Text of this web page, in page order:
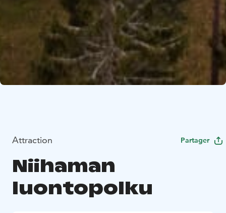
Attraction Partager
Niihaman
luontopolku